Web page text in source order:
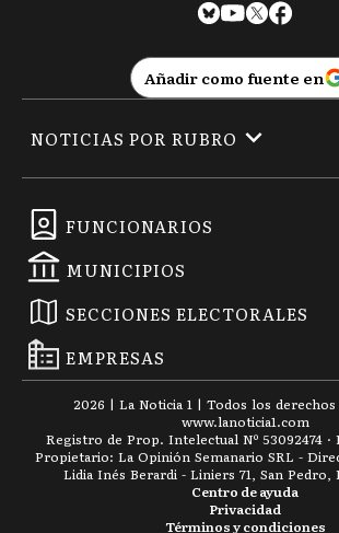
Añadir como fuente en
FUNCIONARIOS
MUNICIPIOS
SECCIONES ELECTORALES
EMPRESAS
NOTICIAS POR RUBRO
2026 | La Noticia 1 | Todos los
www.lanoticia1.com
Registro de Prop. Intelectual Nº 53092474 ·
Propietario: La Opinión Semanario SRL -
Lidia Inés Berardi - Liniers 71, San Pedro,
Términos y condiciones
Privacidad
Centro de ayuda